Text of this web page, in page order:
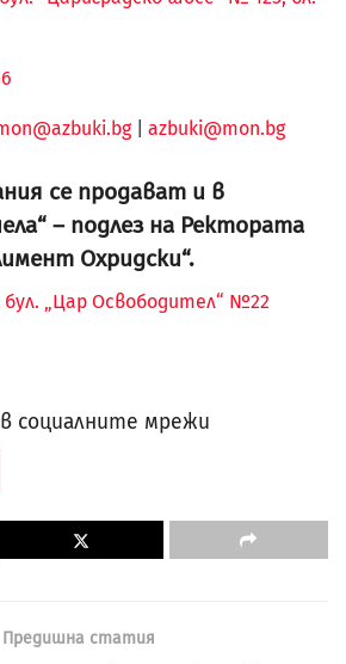
| azbuki@mon.bg
се продават и в
– подлез на Ректората
Охридски“.
„Цар Освободител“ №22
социалните мрежи
Предишна статия